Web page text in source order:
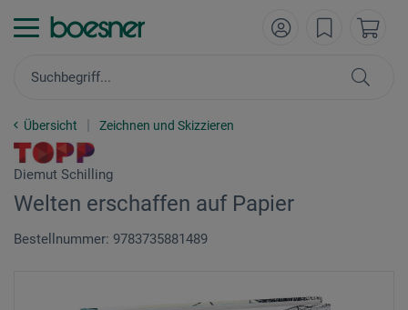
Übersicht Zeichnen und Skizzieren
Diemut Schilling
Welten erschaffen auf Papier
Bestellnummer: 9783735881489